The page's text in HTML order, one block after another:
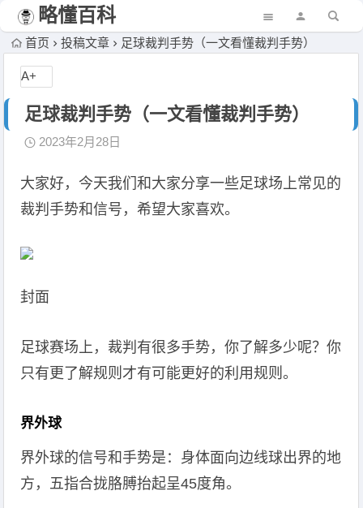
略懂百科
首页 投稿文章 足球裁判手势（一文看懂裁判手势）
足球裁判手势（一文看懂裁判手势）
2023年2月28日
大家好，今天我们和大家分享一些足球场上常见的
裁判手势和信号，希望大家喜欢。
封面
足球赛场上，裁判有很多手势，你了解多少呢？你
只有更了解规则才有可能更好的利用规则。
界外球
界外球的信号和手势是：身体面向边线球出界的地
方，五指合拢胳膊抬起呈45度角。
A+